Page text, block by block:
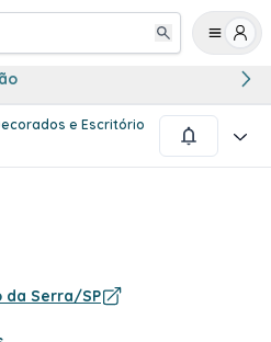
e Escritório
da Serra/SP